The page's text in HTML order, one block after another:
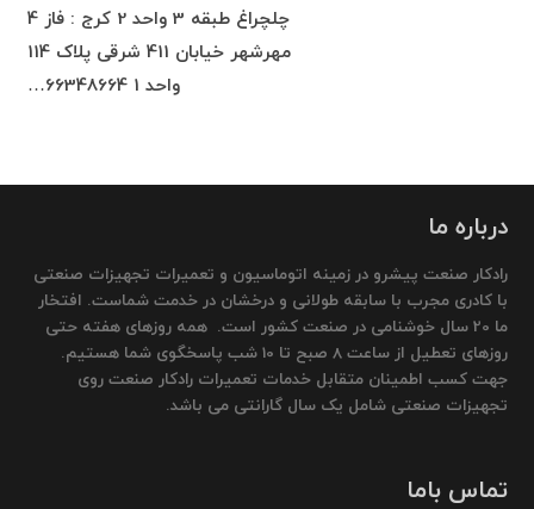
چلچراغ طبقه 3 واحد 2 کرج : فاز 4
مهرشهر خیابان 411 شرقی پلاک 114
واحد 1 66348664…
درباره ما
رادکار صنعت پیشرو در زمینه اتوماسیون و تعمیرات تجهیزات صنعتی
با کادری مجرب با سابقه طولانی و درخشان در خدمت شماست. افتخار
ما 20 سال خوشنامی در صنعت کشور است. همه روزهای هفته حتی
روزهای تعطیل از ساعت 8 صبح تا 10 شب پاسخگوی شما هستیم.
جهت کسب اطمینان متقابل خدمات تعمیرات رادکار صنعت روی
تجهیزات صنعتی شامل یک سال گارانتی می باشد.
تماس باما